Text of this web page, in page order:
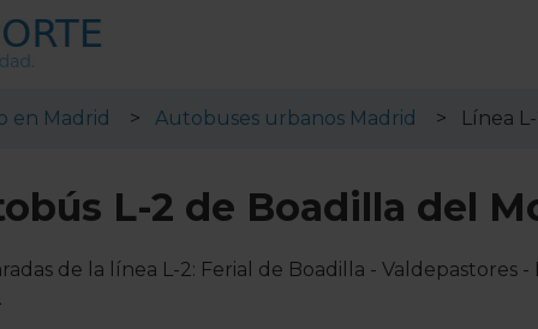
en Madrid Autobuses urbanos Madrid Línea
L-2 de Boadilla del
de la línea L-2: Ferial de Boadilla - Valdepastores -